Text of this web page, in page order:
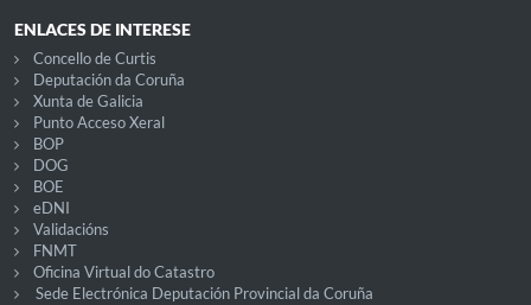
ENLACES DE INTERESE
Concello de Curtis
Deputación da Coruña
Xunta de Galicia
Punto Acceso Xeral
BOP
DOG
BOE
eDNI
Validacións
FNMT
Oficina Virtual do Catastro
Sede Electrónica Deputación Provincial da Coruña